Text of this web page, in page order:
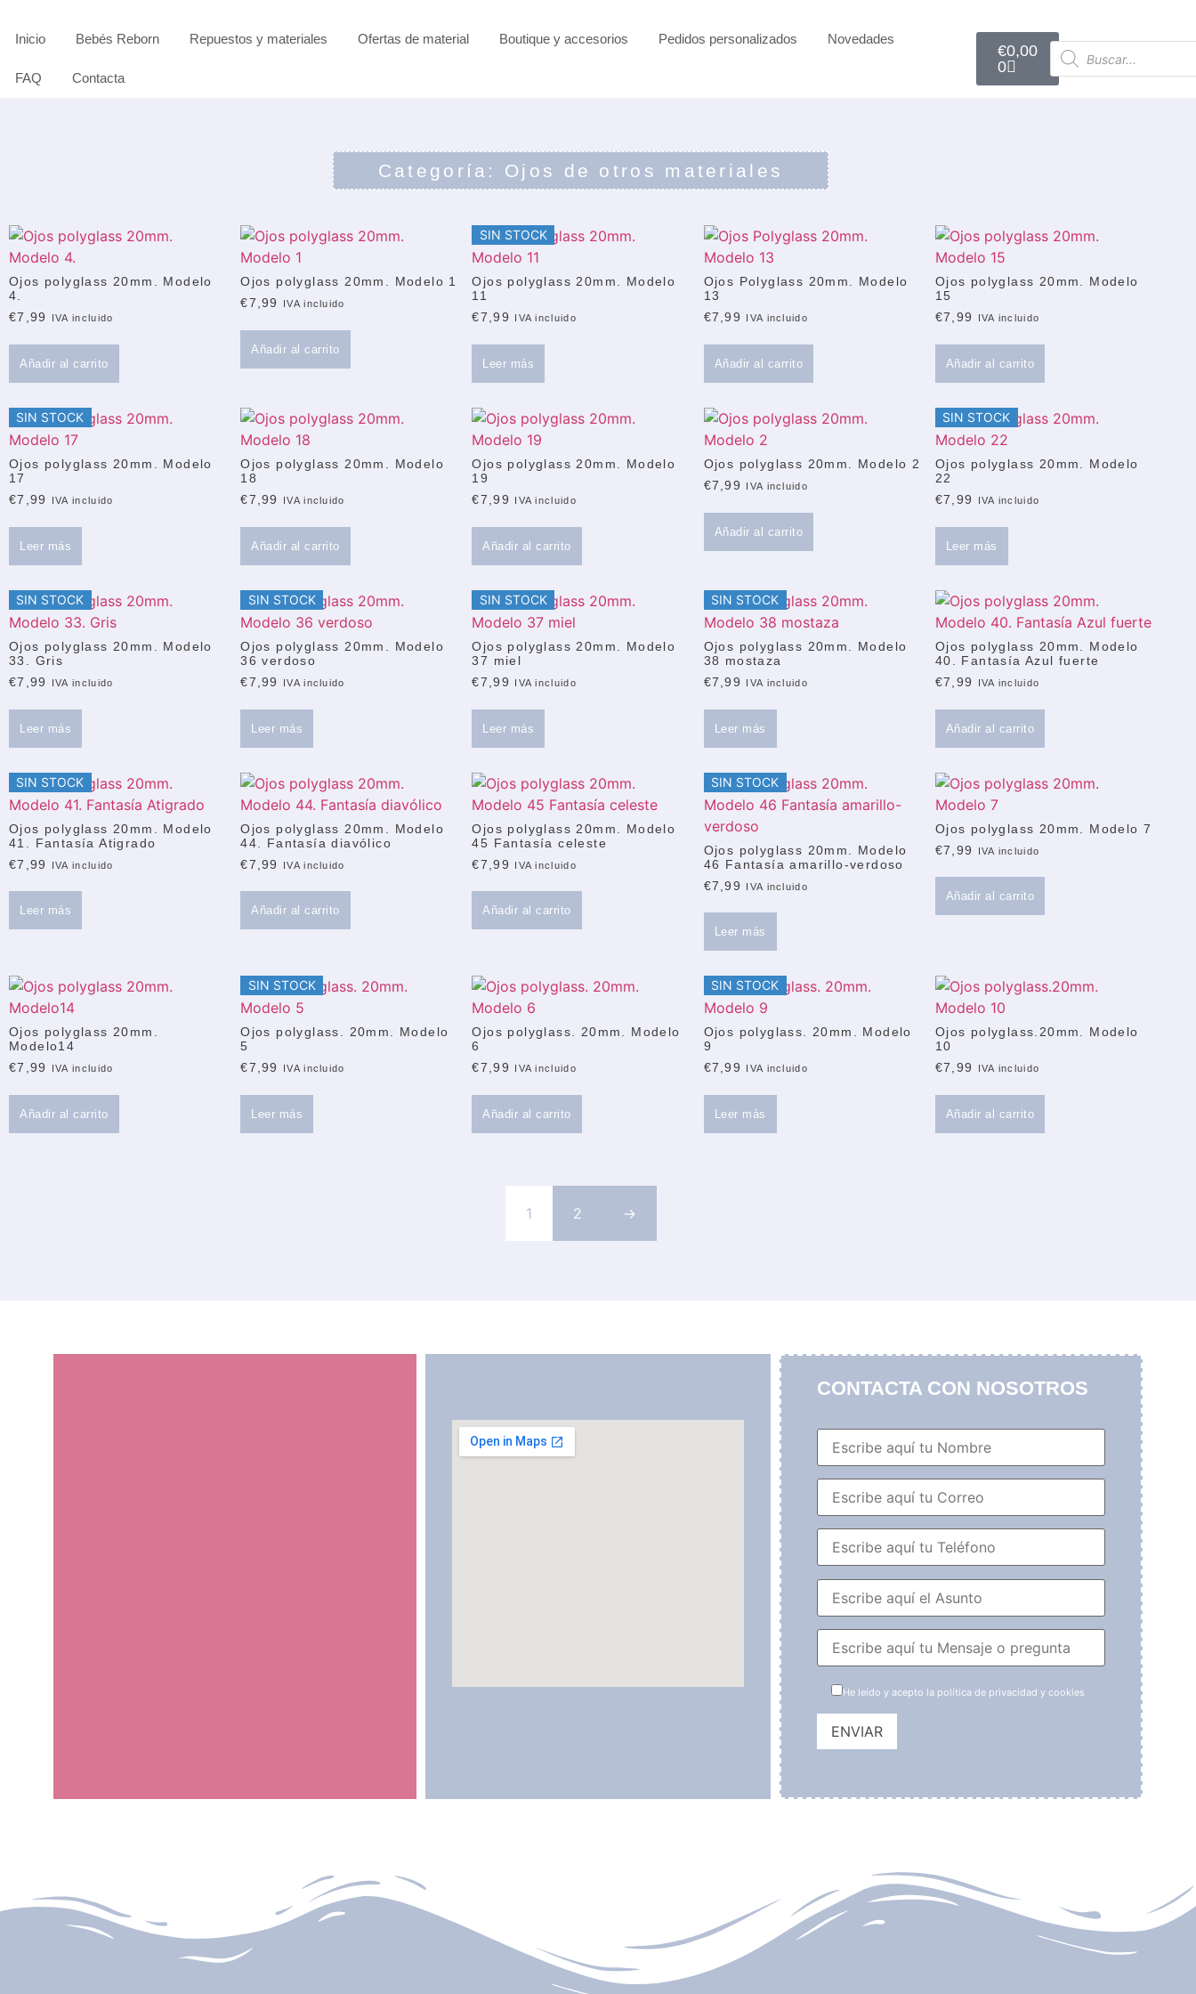
Inicio Bebés Reborn Repuestos y materiales Ofertas de material Boutique y accesorios Pedidos personalizados Novedades
FAQ Contacta
€0,00
0
Categoría: Ojos de otros materiales
Ojos polyglass 20mm. Modelo
4.
€7,99 IVA incluido
Añadir al carrito
Ojos polyglass 20mm. Modelo 1
€7,99 IVA incluido
Añadir al carrito
SIN STOCK
Ojos polyglass 20mm. Modelo
11
€7,99 IVA incluido
Leer más
Ojos Polyglass 20mm. Modelo
13
€7,99 IVA incluido
Añadir al carrito
Ojos polyglass 20mm. Modelo
15
€7,99 IVA incluido
Añadir al carrito
SIN STOCK
Ojos polyglass 20mm. Modelo
17
€7,99 IVA incluido
Leer más
Ojos polyglass 20mm. Modelo
18
€7,99 IVA incluido
Añadir al carrito
Ojos polyglass 20mm. Modelo
19
€7,99 IVA incluido
Añadir al carrito
Ojos polyglass 20mm. Modelo 2
€7,99 IVA incluido
Añadir al carrito
SIN STOCK
Ojos polyglass 20mm. Modelo
22
€7,99 IVA incluido
Leer más
SIN STOCK
Ojos polyglass 20mm. Modelo
33. Gris
€7,99 IVA incluido
Leer más
SIN STOCK
Ojos polyglass 20mm. Modelo
36 verdoso
€7,99 IVA incluido
Leer más
SIN STOCK
Ojos polyglass 20mm. Modelo
37 miel
€7,99 IVA incluido
Leer más
SIN STOCK
Ojos polyglass 20mm. Modelo
38 mostaza
€7,99 IVA incluido
Leer más
Ojos polyglass 20mm. Modelo
40. Fantasía Azul fuerte
€7,99 IVA incluido
Añadir al carrito
SIN STOCK
Ojos polyglass 20mm. Modelo
41. Fantasía Atigrado
€7,99 IVA incluido
Leer más
Ojos polyglass 20mm. Modelo
44. Fantasía diavólico
€7,99 IVA incluido
Añadir al carrito
Ojos polyglass 20mm. Modelo
45 Fantasía celeste
€7,99 IVA incluido
Añadir al carrito
SIN STOCK
Ojos polyglass 20mm. Modelo
46 Fantasía amarillo-verdoso
€7,99 IVA incluido
Leer más
Ojos polyglass 20mm. Modelo 7
€7,99 IVA incluido
Añadir al carrito
Ojos polyglass 20mm.
Modelo14
€7,99 IVA incluido
Añadir al carrito
SIN STOCK
Ojos polyglass. 20mm. Modelo
5
€7,99 IVA incluido
Leer más
Ojos polyglass. 20mm. Modelo
6
€7,99 IVA incluido
Añadir al carrito
SIN STOCK
Ojos polyglass. 20mm. Modelo
9
€7,99 IVA incluido
Leer más
Ojos polyglass.20mm. Modelo
10
€7,99 IVA incluido
Añadir al carrito
1 2 →
CONTACTA CON NOSOTROS
He leído y acepto la política de privacidad y cookies